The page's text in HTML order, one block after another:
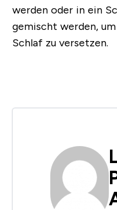
werden oder in ein
gemischt werden,
Schlaf zu versetzen.